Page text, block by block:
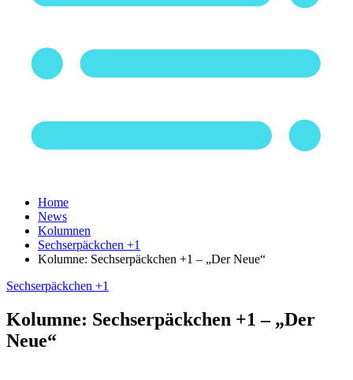
Home
News
Kolumnen
Sechserpäckchen +1
Kolumne: Sechserpäckchen +1 – „Der Neue“
Sechserpäckchen +1
Kolumne: Sechserpäckchen +1 – „Der
Neue“